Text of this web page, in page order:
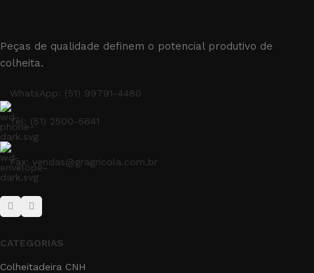
Peças de qualidade definem o potencial produtivo de
colheita.
WhatsApp: (51) 99791-4480
Tel: (51) 2500-5641
Fax: vendas@gragricola.com.br
CATEGORIAS
Colheitadeira CNH